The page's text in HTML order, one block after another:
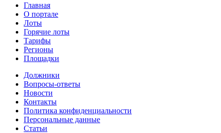
Главная
О портале
Лоты
Горячие лоты
Тарифы
Регионы
Площадки
Должники
Вопросы-ответы
Новости
Контакты
Политика конфиденциальности
Персональные данные
Статьи